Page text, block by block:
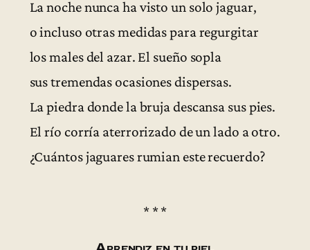
La noche nunca ha visto un solo jaguar,
o incluso otras medidas para regurgitar
los males del azar. El sueño sopla
sus tremendas ocasiones dispersas.
La piedra donde la bruja descansa sus pies.
El río corría aterrorizado de un lado a otro.
¿Cuántos jaguares rumian este recuerdo?
* * *